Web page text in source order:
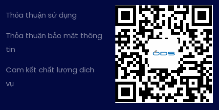
Thỏa thuận sử dụng
Thỏa thuận bảo mật thông
tin
Cam kết chất lượng dịch
vụ